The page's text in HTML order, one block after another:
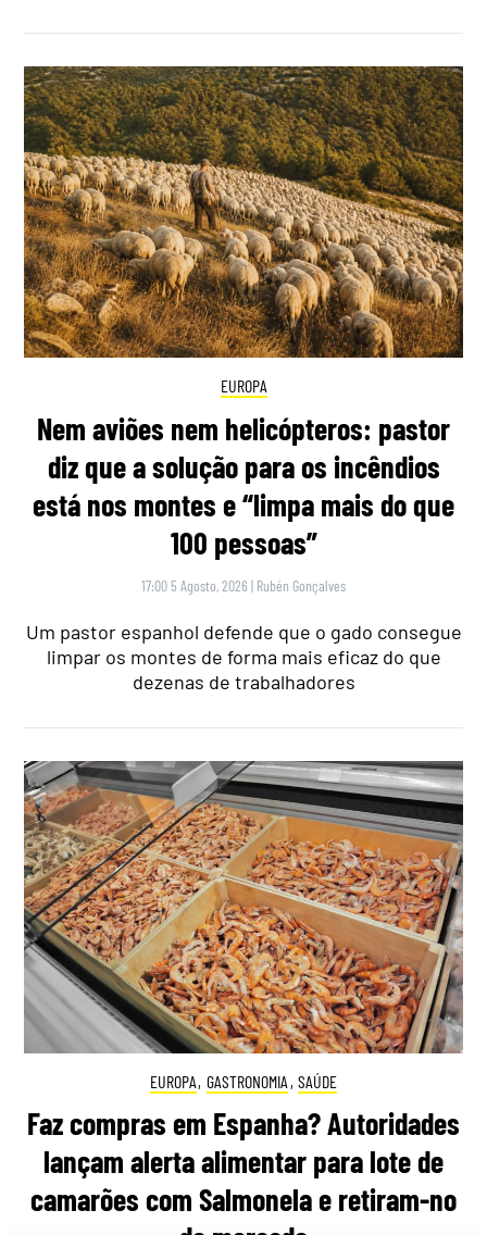
EUROPA
Nem aviões nem helicópteros: pastor
diz que a solução para os incêndios
está nos montes e “limpa mais do que
100 pessoas”
17:00 5 Agosto, 2026 | Rubén Gonçalves
Um pastor espanhol defende que o gado consegue
limpar os montes de forma mais eficaz do que
dezenas de trabalhadores
EUROPA, GASTRONOMIA , SAÚDE
Faz compras em Espanha? Autoridades
lançam alerta alimentar para lote de
camarões com Salmonela e retiram-no